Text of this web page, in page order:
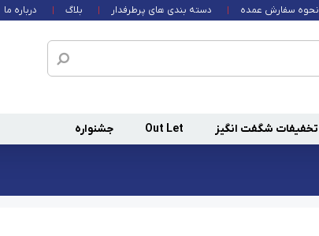
نحوه سفارش عمده دسته بندی های پرطرفدار بلاگ درباره ما
تخفیفات شگفت انگیز Out Let جشنواره